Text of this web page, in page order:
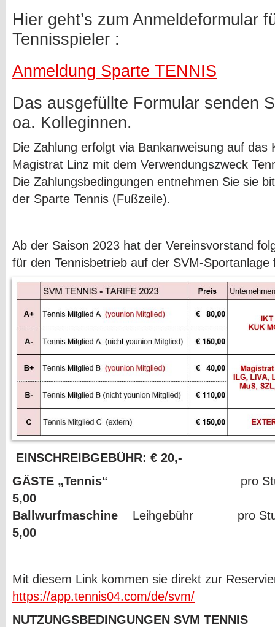
Hier geht’s zum Anmeldeformular
Tennisspieler :
Anmeldung Sparte TENNIS
Das ausgefüllte Formular senden
oa. Kolleginnen.
Die Zahlung erfolgt via Bankanweisung auf das
Magistrat Linz mit dem Verwendungszweck
Die Zahlungsbedingungen entnehmen Sie sie
der Sparte Tennis (Fußzeile).
Ab der Saison 2023 hat der Vereinsvorstand
für den Tennisbetrieb auf der SVM-Sportanlage
EINSCHREIBGEBÜHR: € 20,-
GÄSTE „Tennis“ pro Stunde/
5,00
Ballwurfmaschine Leihgebühr
5,00
Mit diesem Link kommen sie direkt zur
https://app.tennis04.com/de/svm/
NUTZUNGSBEDINGUNGEN SVM TENNIS